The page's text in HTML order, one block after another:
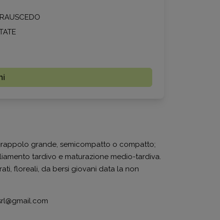
grande, semicompatto o compatto;
tardivo e maturazione medio-tardiva.
floreali, da bersi giovani data la non